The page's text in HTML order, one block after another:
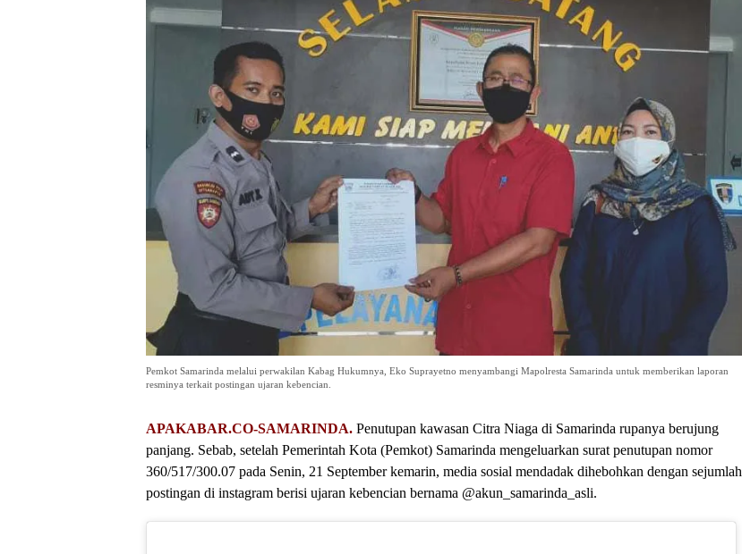
Pemkot Samarinda melalui perwakilan Kabag Hukumnya, Eko Suprayetno menyambangi Mapolresta Samarinda untuk memberikan laporan
resminya terkait postingan ujaran kebencian.
APAKABAR.CO-SAMARINDA. Penutupan kawasan Citra Niaga di Samarinda rupanya berujung
panjang. Sebab, setelah Pemerintah Kota (Pemkot) Samarinda mengeluarkan surat penutupan nomor
360/517/300.07 pada Senin, 21 September kemarin, media sosial mendadak dihebohkan dengan sejumlah
postingan di instagram berisi ujaran kebencian bernama @akun_samarinda_asli.